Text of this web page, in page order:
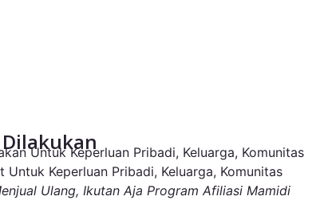
Dilakukan
Untuk Keperluan Pribadi, Keluarga, Komunitas
Untuk Keperluan Pribadi, Keluarga, Komunitas
Ulang, Ikutan Aja Program Afiliasi Mamidi